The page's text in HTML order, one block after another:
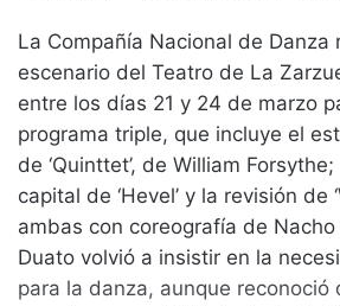
La Compañía Nacional de Danza
escenario del Teatro de La
entre los días 21 y 24 de marzo
programa triple, que incluye el
de ‘Quinttet’, de William
capital de ‘Hevel’ y la revisión de
ambas con coreografía de
Duato volvió a insistir en la
para la danza, aunque reconoció